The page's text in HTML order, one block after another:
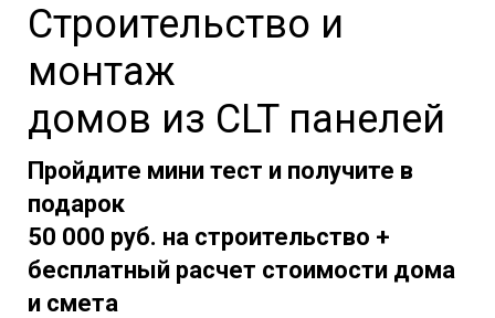
Строительство и
монтаж
домов из CLT панелей
Пройдите мини тест и получите в
подарок
50 000 руб. на строительство +
бесплатный расчет стоимости дома
и смета